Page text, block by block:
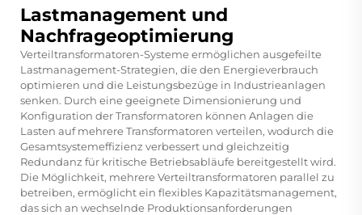
Lastmanagement und
Nachfrageoptimierung
Verteiltransformatoren-Systeme ermöglichen ausgefeilte
Lastmanagement-Strategien, die den Energieverbrauch
optimieren und die Leistungsbezüge in Industrieanlagen
senken. Durch eine geeignete Dimensionierung und
Konfiguration der Transformatoren können Anlagen die
Lasten auf mehrere Transformatoren verteilen, wodurch die
Gesamtsystemeffizienz verbessert und gleichzeitig
Redundanz für kritische Betriebsabläufe bereitgestellt wird.
Die Möglichkeit, mehrere Verteiltransformatoren parallel zu
betreiben, ermöglicht ein flexibles Kapazitätsmanagement,
das sich an wechselnde Produktionsanforderungen